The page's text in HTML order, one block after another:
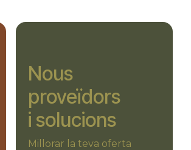
Nous
proveïdors
i solucions
Millorar la teva oferta